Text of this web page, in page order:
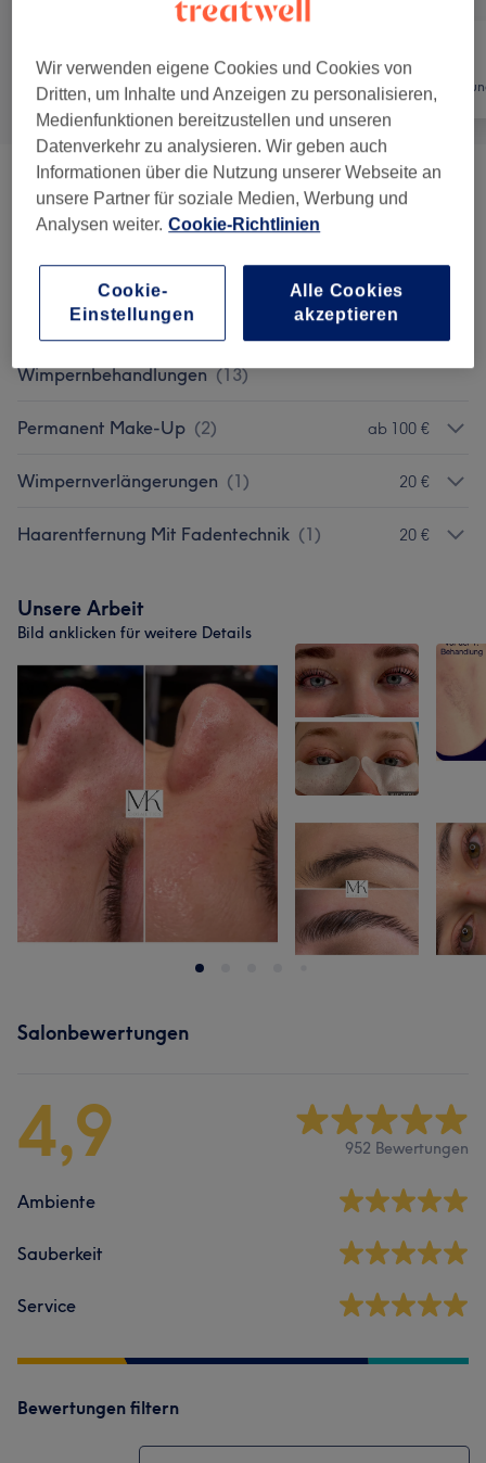
Alle Nägel
Gesichtsbehandlungen 12 ) ab 71,20 €
Maniküre & Pediküre
Dauerhafte Haarentfernung ab 0,01 €
Augenbrauen &
Wimpernbehandlungen (13)
Permanent Make-Up (2) ab 100 €
Wimpernverlängerungen (1) 20 €
Haarentfernung Mit Fadentechnik (1) 20 €
Unsere Arbeit
Bild anklicken für weitere Details
Salonbewertungen
4,9 952 Bewertungen
Ambiente
Sauberkeit
Service
Bewertungen filtern
Wir verwenden eigene Cookies und Cookies von
Dritten, um Inhalte und Anzeigen zu personalisieren,
Medienfunktionen bereitzustellen und unseren
Datenverkehr zu analysieren. Wir geben auch
Informationen über die Nutzung unserer Webseite an
unsere Partner für soziale Medien, Werbung und
Analysen weiter. Cookie-Richtlinien
Cookie-
Einstellungen
Alle Cookies
akzeptieren